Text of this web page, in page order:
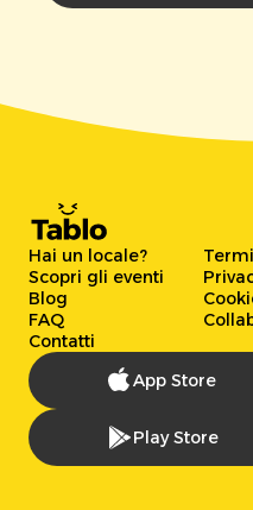
Hai un locale?
Scopri gli eventi
Blog
FAQ
Contatti
App Store
Play Store